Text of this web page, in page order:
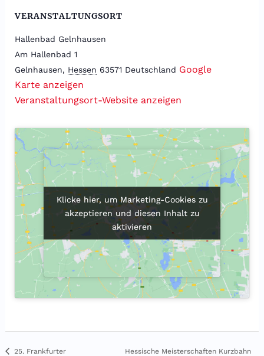
VERANSTALTUNGSORT
Hallenbad Gelnhausen
Am Hallenbad 1
Gelnhausen, Hessen 63571 Deutschland Google
Karte anzeigen
Veranstaltungsort-Website anzeigen
Klicke hier, um Marketing-Cookies zu
akzeptieren und diesen Inhalt zu
aktivieren
Klicke hier, um Marketing-Cookies zu
akzeptieren und diesen Inhalt zu
aktivieren
25. Frankfurter
Hessische Meisterschaften Kurzbahn